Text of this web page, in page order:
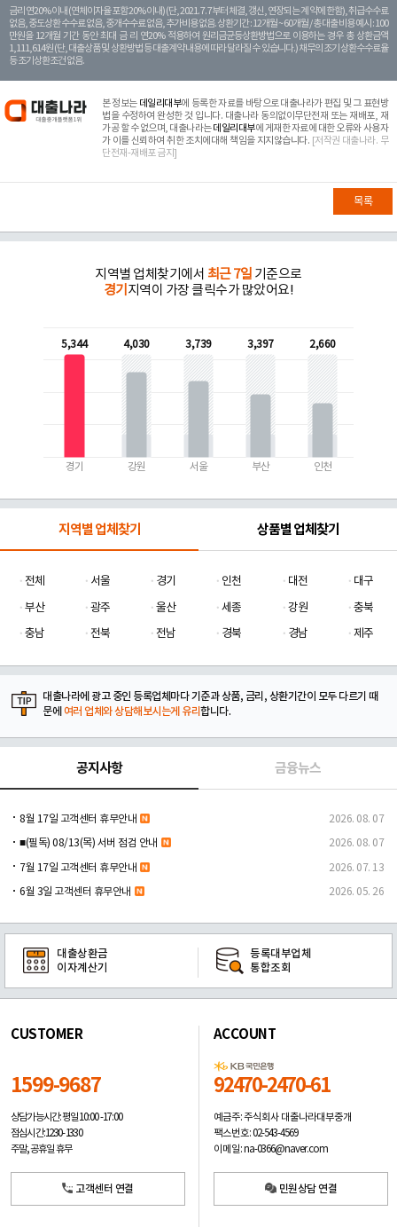
금리 연20% 이내 (연체이자율 포함 20% 이내) (단, 2021. 7. 7부터 체결, 갱신, 연장되는 계 약에 한함), 취급수수료
없음, 중도상환 수수료 없음, 중개수수료 없음, 추가비용 없음. 상환기간 : 12개월 ~ 60개월 / 총 대출 비용 예시 : 100
만원을 12개월 기간 동안 최대 금 리 연20% 적용하여 원리금균등상환방법으로 이용하는 경우 총 상환금액
1,111,614원 (단, 대출상품 및 상환방법 등 대출계약 내용에 따라 달라질 수 있습니다.) 채무의 조기 상환수수료율
등 조기상환조건 없음.
본 정보는 데일리대부에 등록한 자료를 바탕으로 대출나라가 편집 및 그 표현방
법을 수정하여 완성한 것 입니다. 대출나라 동의없이무단전재 또는 재배포, 재
가공 할 수 없으며, 대출나라는데일리대부에 게재한 자료에 대한 오류와 사용자
가 이를 신뢰하여 취한 조치에대해 책임을 지지않습니다. [저작권 대출나라. 무
단전재-재배포 금지]
목록
지역별 업체찾기에서 최근 7일 기준으로
경기 지역이 가장 클릭수가 많았어요!
5,344
경기
4,030
강원
3,739
서울
3,397
부산
2,660
인천
지역별 업체찾기 상품별 업체찾기
전체 서울 경기 인천 대전
대구
부산
광주 울산 세종 강원
충북
충남
전북 전남 경북 경남 제주
대출나라에 광고 중인 등록업체마다 기준과 상품, 금리, 상환기간이 모두 다르기 때
문에 여러 업체와 상담해보시는게 유리합니다.
공지사항 금융뉴스
8월 17일 고객센터 휴무안내 2026. 08. 07
■(필독) 08/13(목) 서버 점검 안내 2026. 08. 07
7월 17일 고객센터 휴무안내 2026. 07. 13
6월 3일 고객센터 휴무안내 2026. 05. 26
대출상환금
이자계산기
등록대부업체
통합조회
CUSTOMER
1599-9687
상담가능시간: 평일10:00 -17:00
점심시간: 12:30 - 13:30
주말, 공휴일 휴무
고객센터 연결
ACCOUNT
92470-2470-61
예금주: 주식회사 대출나라대부중개
팩스번호: 02-543-4569
이메일: na-0366@naver.com
민원상담 연결